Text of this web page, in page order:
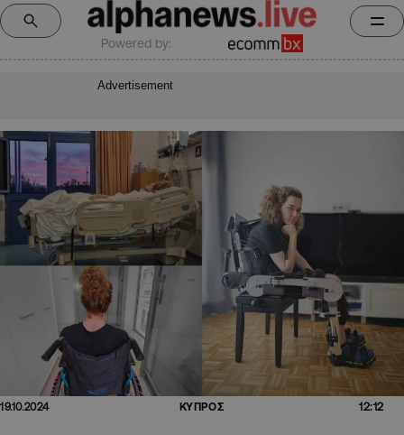
Powered by:
Advertisement
19.10.2024 ΚΥΠΡΟΣ 12:12